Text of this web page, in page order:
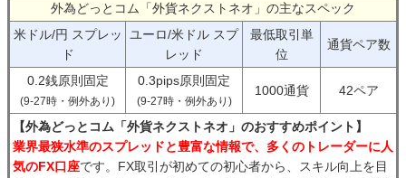
外為どっとコム「外貨ネクストネオ」の主なスペック
米ドル/円 スプレッ
ド
ユーロ/米ドル スプ
レッド
最低取引単
位
通貨ペア数
0.2銭原則固定
(9-27時・例外あり)
0.3pips原則固定
(9-27時・例外あり)
1000通貨 42ペア
【外為どっとコム「外貨ネクストネオ」のおすすめポイント】
業界最狭水準のスプレッドと豊富な情報で、多くのトレーダーに人
気のFX口座です。FX取引が初めての初心者から、スキル向上を目